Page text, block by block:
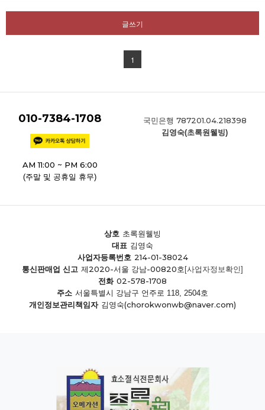
글쓰기
1
010-7384-1708
AM 11:00 ~ PM 6:00
(주말 및 공휴일 휴무)
국민은행 787201.04.218398
김영숙(초록원웰빙)
상호 초록원웰빙
대표 김영숙
사업자등록번호 214-01-38024
통신판매업 신고 제2020-서울 강남-00820호 [사업자정보확인]
전화 02-578-1708
주소 서울특별시 강남구 언주로 118, 2504호
개인정보관리책임자 김영숙(chorokwonwb@naver.com)